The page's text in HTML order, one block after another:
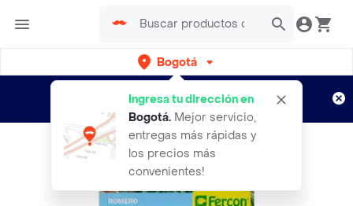
Bogotá
Ingresa tu dirección en
Bogotá. Mejor servicio,
entregas más rápidas y
los precios más
convenientes!
envíos gratis por semanas
Aplican TyC